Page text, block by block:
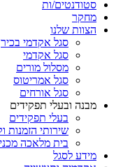
סטודנטים/ות
מחקר
הצוות שלנו
סגל אקדמי בכיר
סגל אקדמי
מסלול מורים
סגל אמריטוס
סגל אורחים
מבנה ובעלי תפקידים
בעלי תפקידים
שירותי הזמנות
בית מלאכה מכני
מידע לסגל